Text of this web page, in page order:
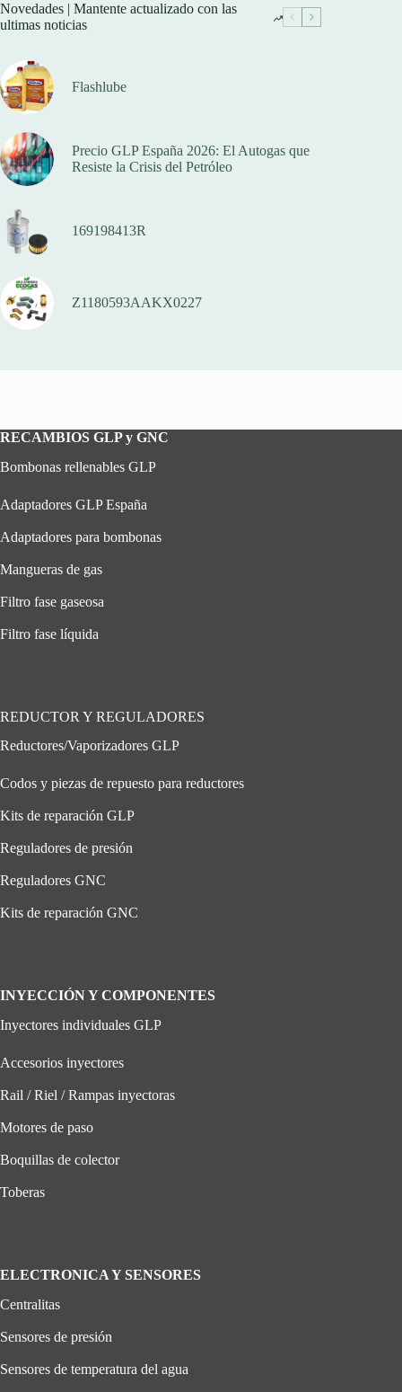
Novedades | Mantente actualizado con las
ultimas noticias
Flashlube
Precio GLP España 2026: El Autogas que
Resiste la Crisis del Petróleo
169198413R
Z1180593AAKX0227
RECAMBIOS GLP y GNC
Bombonas rellenables GLP
Adaptadores GLP España
Adaptadores para bombonas
Mangueras de gas
Filtro fase gaseosa
Filtro fase líquida
REDUCTOR Y REGULADORES
Reductores/Vaporizadores GLP
Codos y piezas de repuesto para reductores
Kits de reparación GLP
Reguladores de presión
Reguladores GNC
Kits de reparación GNC
INYECCIÓN Y COMPONENTES
Inyectores individuales GLP
Accesorios inyectores
Rail / Riel / Rampas inyectoras
Motores de paso
Boquillas de colector
Toberas
ELECTRONICA Y SENSORES
Centralitas
Sensores de presión
Sensores de temperatura del agua